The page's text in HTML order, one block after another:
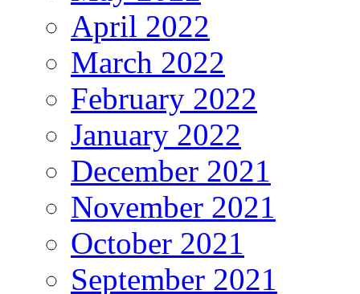
April 2022
March 2022
February 2022
January 2022
December 2021
November 2021
October 2021
September 2021